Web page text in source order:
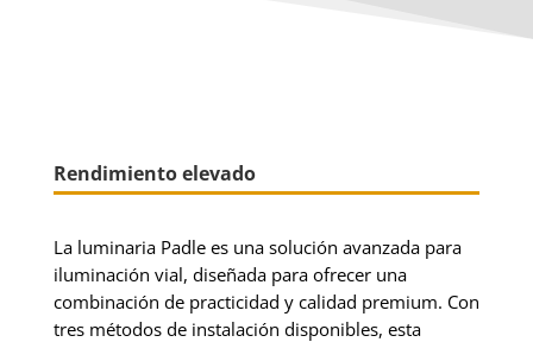
Rendimiento elevado
La luminaria Padle es una solución avanzada para
iluminación vial, diseñada para ofrecer una
combinación de practicidad y calidad premium. Con
tres métodos de instalación disponibles, esta